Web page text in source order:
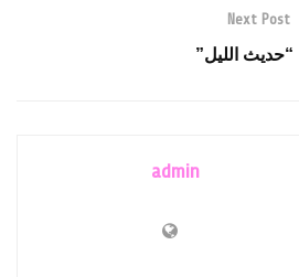
Next Post
“حديث الليل”
admin